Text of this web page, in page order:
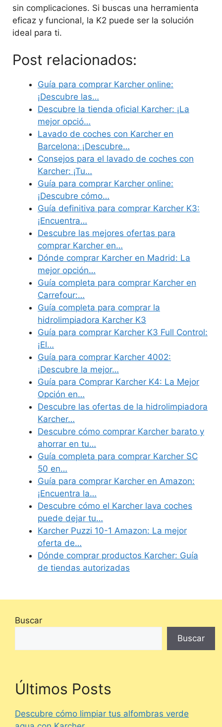
sin complicaciones. Si buscas una herramienta
eficaz y funcional, la K2 puede ser la solución
ideal para ti.
Post relacionados:
Guía para comprar Karcher online:
¡Descubre las…
Descubre la tienda oficial Karcher: ¡La
mejor opció…
Lavado de coches con Karcher en
Barcelona: ¡Descubre…
Consejos para el lavado de coches con
Karcher: ¡Tu…
Guía para comprar Karcher online:
¡Descubre cómo…
Guía definitiva para comprar Karcher K3:
¡Encuentra…
Descubre las mejores ofertas para
comprar Karcher en…
Dónde comprar Karcher en Madrid: La
mejor opción…
Guía completa para comprar Karcher en
Carrefour:…
Guía completa para comprar la
hidrolimpiadora Karcher K3
Guía para comprar Karcher K3 Full Control:
¡El…
Guía para comprar Karcher 4002:
¡Descubre la mejor…
Guía para Comprar Karcher K4: La Mejor
Opción en…
Descubre las ofertas de la hidrolimpiadora
Karcher…
Descubre cómo comprar Karcher barato y
ahorrar en tu…
Guía completa para comprar Karcher SC
50 en…
Guía para comprar Karcher en Amazon:
¡Encuentra la…
Descubre cómo el Karcher lava coches
puede dejar tu…
Karcher Puzzi 10-1 Amazon: La mejor
oferta de…
Dónde comprar productos Karcher: Guía
de tiendas autorizadas
Buscar
Buscar
Últimos Posts
Descubre cómo limpiar tus alfombras verde